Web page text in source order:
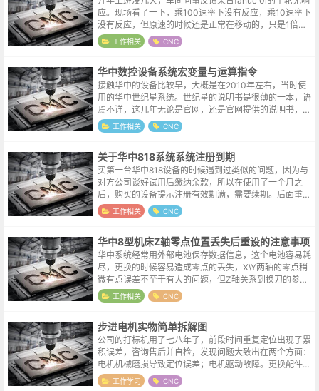
应。现场看了一下，乘100速率下没有反应，乘10速率下
没有反应，但原速的时候还是正常在移动的，只是1倍速
率的运动肉眼机会识别不出来，只能找一个参照物多转几
圈就可以看出来明显的位...
工作相关 CNC
华中数控设备系统宏变量与运算指令
接触华中的设备比较早，大概是在2010年左右，当时使
用的华中世纪星系统。世纪星的说明书是很薄的一本，语
焉不详，这几年无论是官网，还是官网提供的说明书，都
完善了很多，华中的进步也是国内数控设备与系统发展的
一个缩影。在华中系统的程序中，某...
工作相关 CNC
关于华中818系统系统注册到期
买第一台华中818设备的时候遇到过类似的问题，因为与
对方公司谈好试用后缴纳余款，所以在使用了一个月之
后，购买的设备提示注册有效期满，需要续期。后面重新
购买的时候觉得质量较好，所以都是全款结算，这台设备
运到的时候还特地和采购确认了一下，...
工作相关 CNC
华中8型机床Z轴零点位置丢失后重设的注意事项
华中系统经常用外部电池保存数据信息，这个电池容易耗
尽，更换的时候容易造成零点的丢失，X\Y两轴的零点稍
微有点误差不至于有大的问题，但Z轴关系到换刀的参考
位置，当零点被重新设置后，这个参考位置也需要做出相
应的修改。在系统参数设置中，这个...
工作相关 CNC
步进电机实物简单拆解图
公司的打标机用了七八年了，前段时间重复定位出现了累
积误差，咨询售后并自检，发现问题大致出在两个方面：
电机机械磨损导致定位误差；电机驱动故障。更换配件后
故障得到解决，更换下来的电机则一直放在了手边。本来
就很好奇步进电机的内部结构，趁白天...
工作学习 CNC